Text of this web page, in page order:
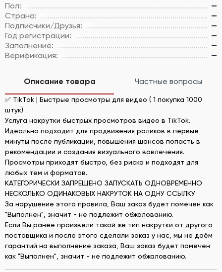
Пол:
—
Страна:
—
Подписчики/Друзья:
—
Год регистрации:
—
Заполнение:
—
Верификация:
—
Описание товара Частные вопросы
✅ TikTok | Быстрые просмотры для видео ( 1 покупка 1000
штук)
Услуга накрутки быстрых просмотров видео в TikTok.
Идеально подходит для продвижения роликов в первые
минуты после публикации, повышения шансов попасть в
рекомендации и создания визуального вовлечения.
Просмотры приходят быстро, без риска и подходят для
любых тем и форматов.
КАТЕГОРИЧЕСКИ ЗАПРЕЩЕНО ЗАПУСКАТЬ ОДНОВРЕМЕННО
НЕСКОЛЬКО ОДИНАКОВЫХ НАКРУТОК НА ОДНУ ССЫЛКУ
За нарушение этого правила, Ваш заказ будет помечен как
"Выполнен", значит - не подлежит обжалованию.
Если Вы ранее произвели такой же тип накрутки от другого
поставщика и после этого сделали заказ у нас, мы не даём
гарантий на выполнение заказа, Ваш заказ будет помечен
как "Выполнен", значит - не подлежит обжалованию.